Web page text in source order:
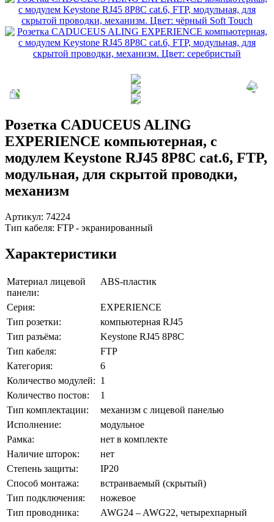
Розетка CADUCEUS ALING
EXPERIENCE компьютерная, с
модулем Keystone RJ45 8P8C cat.6, FTP,
модульная, для скрытой проводки,
механизм
Артикул: 74224
Тип кабеля: FTP - экранированный
Характеристики
Материал лицевой
панели:
ABS-пластик
Серия:
EXPERIENCE
Тип розетки:
компьютерная RJ45
Тип разъёма:
Keystone RJ45 8P8C
Тип кабеля:
FTP
Категория:
6
Количество модулей: 1
Количество постов:
1
Тип комплектации:
механизм с лицевой панелью
Исполнение:
модульное
Рамка:
нет в комплекте
Наличие шторок:
нет
Степень защиты:
IP20
Способ монтажа:
встраиваемый (скрытый)
Тип подключения:
ножевое
Тип проводника:
AWG24 – AWG22, четырехпарный